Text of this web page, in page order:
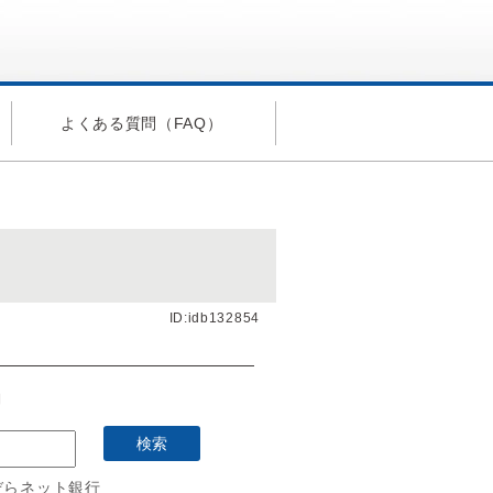
よくある質問（FAQ）
ID:idb132854
ネット銀行